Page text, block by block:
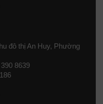
đô thị An Huy, Phường
8639